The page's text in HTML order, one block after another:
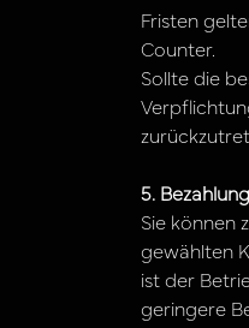
Fristen
Counter.
Sollte die
5. Bezahlung
Sie können
gewählten
ist der
geringere